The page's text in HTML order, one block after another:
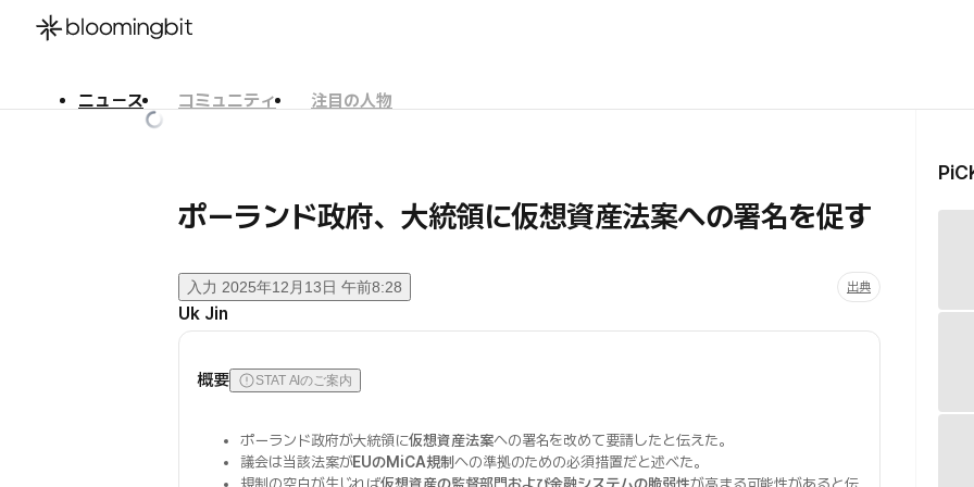
ニュース コミュニティ
注目の人物
ポーランド政府、大統領に仮想資産法案への署名を促す
入力 2025年12月13日 午前8:28 出典
Uk Jin
概要 STAT AIのご案内
ポーランド政府が大統領に仮想資産法案への署名を改めて要請したと伝えた。
議会は当該法案がEUのMiCA規制への準拠のための必須措置だと述べた。